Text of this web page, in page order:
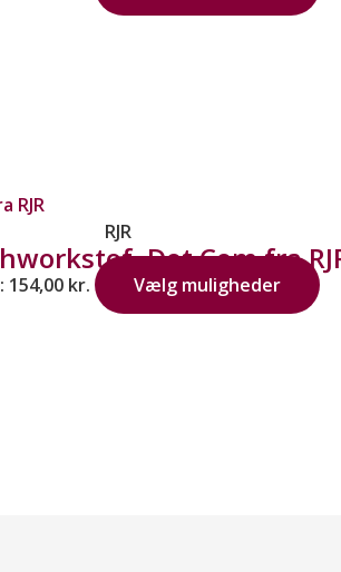
RJR
Dot Com fra
154,00 kr. Vælg muligheder